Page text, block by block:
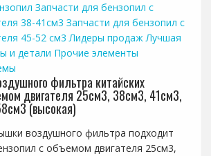
Запчасти для бензопил с
38-41см3 Запчасти для бензопил с
45-52 см3 Лидеры продаж Лучшая
и детали Прочие элементы
фильтра китайских
двигателя 25см3, 38см3, 41см3,
(высокая)
воздушного фильтра подходит
с объемом двигателя 25см3,